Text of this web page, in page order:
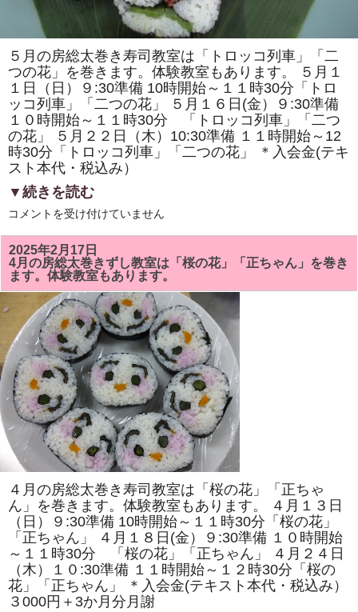
験
教
室
も
あ
り
ま
す。
は
５月の房総太巻き寿司教室は「トロッコ列車」「二
つの花」を巻きます。体験教室もあります。 ５月１
１日（日）９:30準備 10時開始～１１時30分「トロ
ッコ列車」「二つの花」 ５月１６日(金）９:30準備
１０時開始～１１時30分 「トロッコ列車」「二つ
の花」 ５月２２日（木）10:30準備 １１時開始～12
時30分「トロッコ列車」「二つの花」 ＊入会金(テキ
スト本代・税込み）
▼続きを読む
5
の
房
総
太
巻
き
し
室
で
は
「ト
ロ
ッ
コ
列
車」
「二
つ
の
花」
を
巻
き
ま
す。
体
教
室
も
あ
り
コメントを受け付けていません
2025年2月17日
4月の房総太巻きずし教室は「桜の花」「正ちゃん」を巻き
ます。体験教室もあります。
４月の房総太巻き寿司教室は「桜の花」「正ちゃ
ん」を巻きます。体験教室もあります。 ４月１３日
（日）９:30準備 10時開始～１１時30分「桜の花」
「正ちゃん」 ４月１８日(金）９:30準備 １０時開始
～１１時30分 「桜の花」「正ちゃん」 ４月２４日
（木）１０:30準備 １１時開始～１２時30分「桜の
花」「正ちゃん」 ＊入会金(テキスト本代・税込み）
３000円＋3か月分月謝